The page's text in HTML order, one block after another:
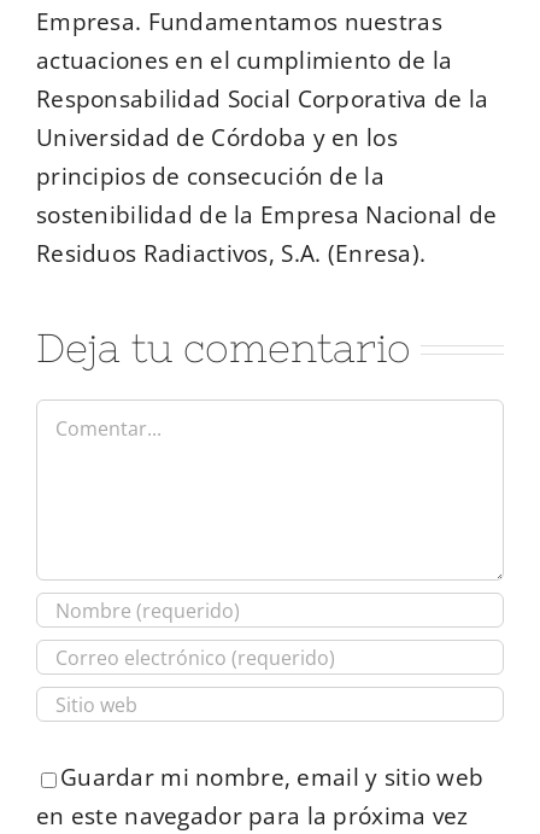
Empresa. Fundamentamos nuestras
actuaciones en el cumplimiento de la
Responsabilidad Social Corporativa de la
Universidad de Córdoba y en los
principios de consecución de la
sostenibilidad de la Empresa Nacional de
Residuos Radiactivos, S.A. (Enresa).
Deja tu comentario
Comentar
Guardar mi nombre, email y sitio web
en este navegador para la próxima vez